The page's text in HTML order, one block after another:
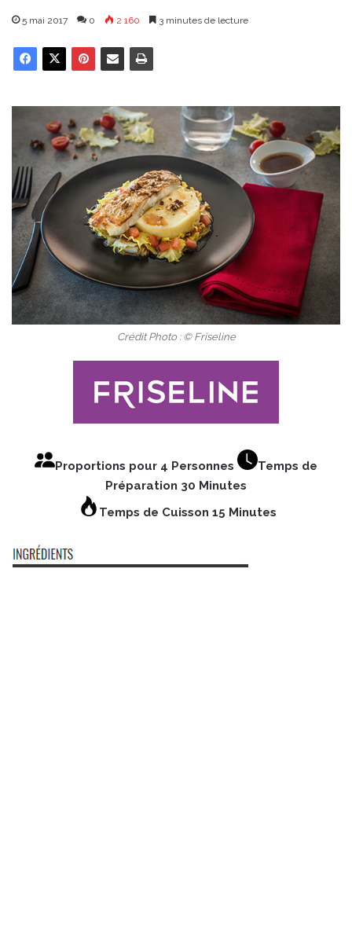
5 mai 2017 0 2 160 3 minutes de lecture
Crédit Photo : © Friseline
Proportions pour 4 Personnes
Temps de
Préparation 30 Minutes
Temps de Cuisson 15 Minutes